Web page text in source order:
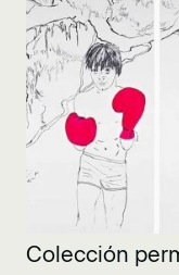
Colección